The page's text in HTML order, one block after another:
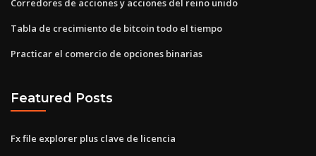
Corredores de acciones y acciones del reino unido
Tabla de crecimiento de bitcoin todo el tiempo
Practicar el comercio de opciones binarias
Featured Posts
Fx file explorer plus clave de licencia